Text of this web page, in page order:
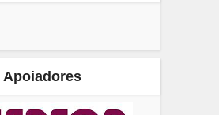
Apoiadores